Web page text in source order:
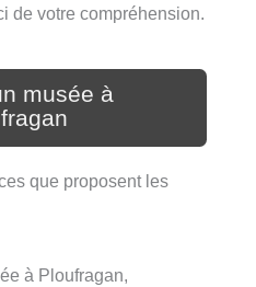
de votre compréhension.
musée à
que proposent les
à Ploufragan,